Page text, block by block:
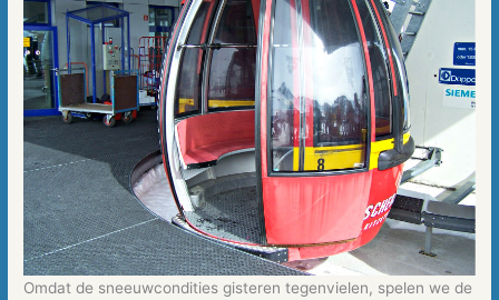
Omdat de sneeuwcondities gisteren tegenvielen, spelen we de